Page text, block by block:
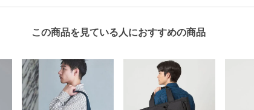
この商品を見ている人におすすめの商品